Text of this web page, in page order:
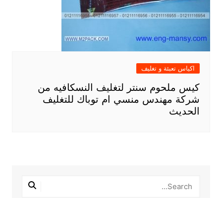
اكياس تعبئة و تغليف
كيس ملحوم سنتر لتغليف النسكافيه من
شركة مهندس منسي ام توباك للتغليف
الحديث